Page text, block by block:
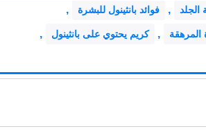
الجلد , فوائد بانثينول للبشرة ,
المرهقة , كريم يحتوي على بانثينول ,